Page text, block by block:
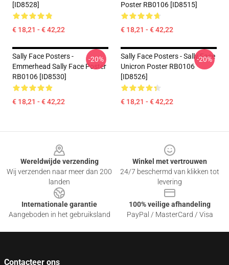
[ID8528]
€ 18,21 - € 42,22
Poster RB0106 [ID8515]
€ 18,21 - € 42,22
Sally Face Posters -
Emmerhead Sally Face Poster
RB0106 [ID8530]
€ 18,21 - € 42,22
-20%
Sally Face Posters - Sally Face
Unicron Poster RB0106
[ID8526]
€ 18,21 - € 42,22
-20%
Wereldwijde verzending
Wij verzenden naar meer dan 200
landen
Winkel met vertrouwen
24/7 beschermd van klikken tot
levering
Internationale garantie
Aangeboden in het gebruiksland
100% veilige afhandeling
PayPal / MasterCard / Visa
Contacteer ons